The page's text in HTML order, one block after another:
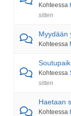
Kohteessa
sitten
Myydään
Kohteessa
Kohteessa
sitten
Haetaan
Kohteessa